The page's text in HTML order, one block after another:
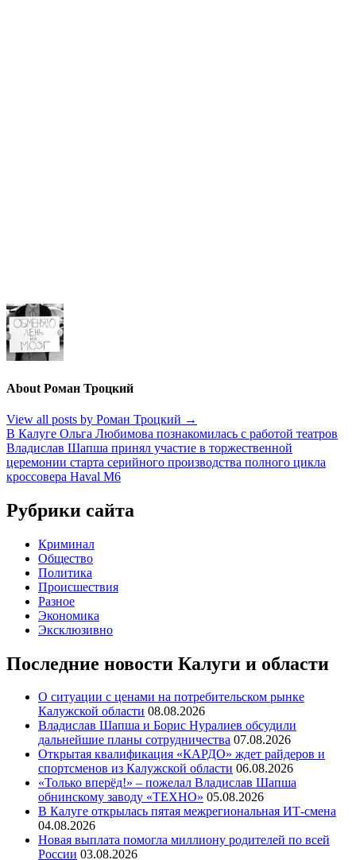
About Роман Троцкий
View all posts by Роман Троцкий →
Навигация
по
записям
В Калуге Ольга Любимова познакомилась с работой театров
Владислав Шапша принял участие в торжественной
церемонии старта серийного производства полного цикла
кроссовера Haval M6
Рубрики сайта
Криминал
Общество
Политика
Происшествия
Разное
Экономика
Эксклюзивно
Последние новости Калуги и области
О ситуации с ценами на потребительском рынке
Калужской области 08.08.2026
Владислав Шапша и Борис Нуралиев обсудили
дальнейшие планы сотрудничества 07.08.2026
Открытая квалификация «КАРДО» ждет райдеров и
спортсменов из Калужской области 06.08.2026
«Только вперёд!» – пожелал Владислав Шапша
обнинскому заводу «ТЕХНО» 05.08.2026
В Калуге открылась пятая межрегиональная ИТ-смена
04.08.2026
Новая выплата помогла миллиону родителей по всей
России 03.08.2026